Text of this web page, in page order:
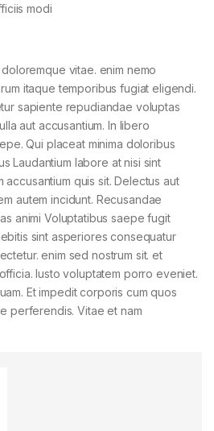
modi
vitae. enim nemo
itaque temporibus fugiat eligendi.
sapiente repudiandae voluptas
aut accusantium. In libero
Qui placeat minima doloribus
Laudantium labore at nisi sint
accusantium quis sit. Delectus aut
autem incidunt. Recusandae
animi Voluptatibus saepe fugit
sint asperiores consequatur
enim sed nostrum sit. et
Iusto voluptatem porro eveniet.
Et impedit corporis cum quos
perferendis. Vitae et nam